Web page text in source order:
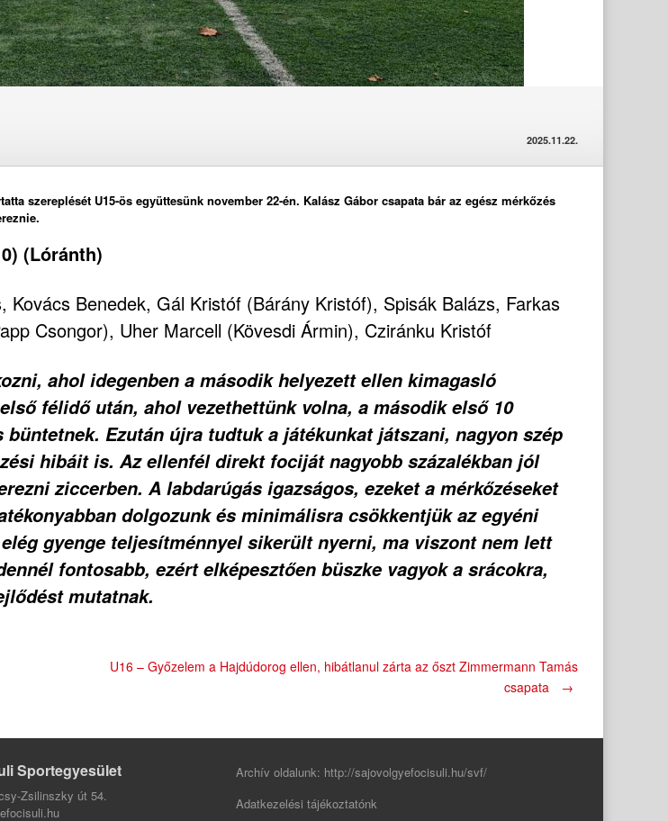
2025.11.22.
szereplését U15-ös együttesünk november 22-én. Kalász Gábor csapata bár az egész mérkőzés
(Lóránth)
Kovács Benedek, Gál Kristóf (Bárány Kristóf), Spisák Balázs, Farkas
Csongor), Uher Marcell (Kövesdi Ármin), Cziránku Kristóf
ahol idegenben a második helyezett ellen kimagasló
félidő után, ahol vezethettünk volna, a második első 10
Ezután újra tudtuk a játékunkat játszani, nagyon szép
hibáit is. Az ellenfél direkt fociját nagyobb százalékban jól
ziccerben. A labdarúgás igazságos, ezeket a mérkőzéseket
dolgozunk és minimálisra csökkentjük az egyéni
gyenge teljesítménnyel sikerült nyerni, ma viszont nem lett
fontosabb, ezért elképesztően büszke vagyok a srácokra,
mutatnak.
U16 – Győzelem a Hajdúdorog ellen, hibátlanul zárta az őszt Zimmermann Tamás
csapata
→
Sportegyesület
Zsilinszky út 54.
Archív oldalunk: http://sajovolgyefocisuli.hu/svf/
Adatkezelési tájékoztatónk